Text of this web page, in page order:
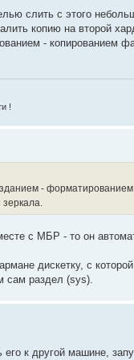
слить с этого
копию на второй
- копированием
!
- форматированием
с МБР - то он
дискетку, с
сам раздел (sys).
к другой машине,